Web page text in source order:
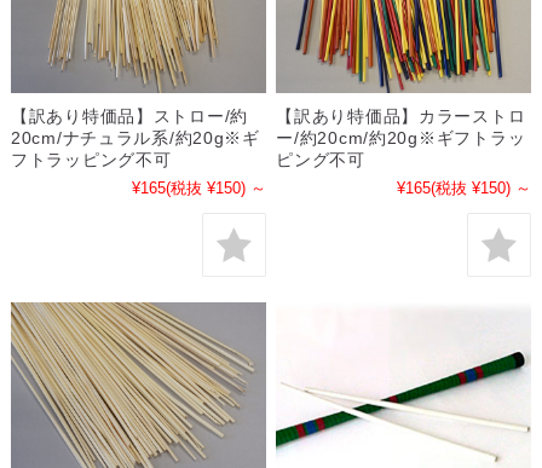
【訳あり特価品】ストロー/約
20cm/ナチュラル系/約20g※ギ
フトラッピング不可
¥165(税抜 ¥150) ～
【訳あり特価品】カラーストロ
ー/約20cm/約20g※ギフトラッ
ピング不可
¥165(税抜 ¥150) ～